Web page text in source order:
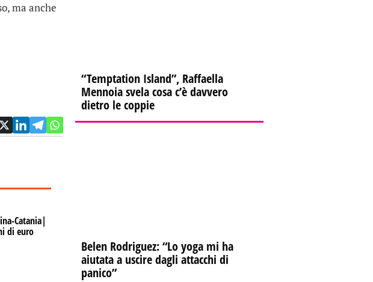
ma anche
Catania|
di euro
“Temptation Island”, Raffaella
Mennoia svela cosa c’è davvero
dietro le coppie
Belen Rodriguez: “Lo yoga mi ha
aiutata a uscire dagli attacchi di
panico”